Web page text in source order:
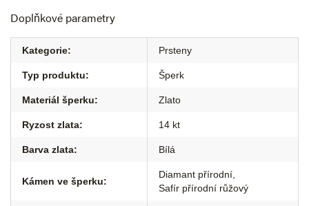
Doplňkové parametry
Kategorie: Prsteny
Typ produktu: Šperk
Materiál šperku: Zlato
Ryzost zlata: 14 kt
Barva zlata: Bílá
Kámen ve šperku:
Diamant přírodní
Safír přírodní růžový